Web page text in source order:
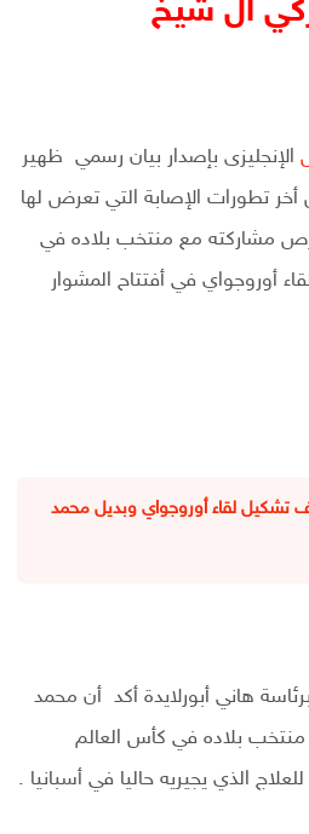
ال شيخ
الإنجليزى بإصدار بيان رسمي ظهير
تطورات الإصابة التي تعرض لها
مشاركته مع منتخب بلاده في
أوروجواي في أفتتاح المشوار
لقاء أوروجواي وبديل محمد
هاني أبورلايدة أكد أن محمد
بلاده في كأس العالم
الذي يجيريه حاليا في أسبانيا .